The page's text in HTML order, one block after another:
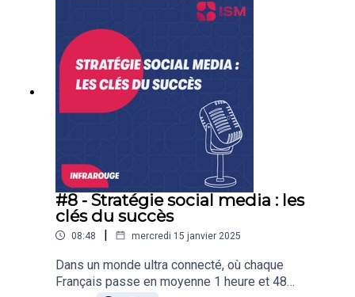
#8 - Stratégie social media : les
clés du succès
08:48 | mercredi 15 janvier 2025
Dans un monde ultra connecté, où chaque
Français passe en moyenne 1 heure et 48